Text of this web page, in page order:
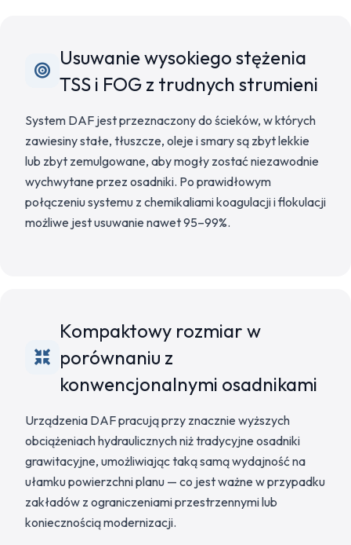
Usuwanie wysokiego stężenia
TSS i FOG z trudnych strumieni
System DAF jest przeznaczony do ścieków, w których
zawiesiny stałe, tłuszcze, oleje i smary są zbyt lekkie
lub zbyt zemulgowane, aby mogły zostać niezawodnie
wychwytane przez osadniki. Po prawidłowym
połączeniu systemu z chemikaliami koagulacji i flokulacji
możliwe jest usuwanie nawet 95–99%.
Kompaktowy rozmiar w
porównaniu z
konwencjonalnymi osadnikami
Urządzenia DAF pracują przy znacznie wyższych
obciążeniach hydraulicznych niż tradycyjne osadniki
grawitacyjne, umożliwiając taką samą wydajność na
ułamku powierzchni planu — co jest ważne w przypadku
zakładów z ograniczeniami przestrzennymi lub
koniecznością modernizacji.